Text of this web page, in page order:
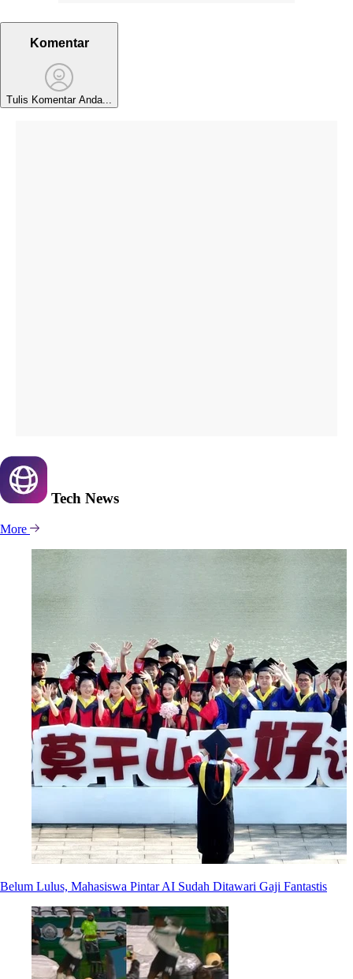
Komentar
Tulis Komentar Anda...
Tech News
More
Belum Lulus, Mahasiswa Pintar AI Sudah Ditawari Gaji Fantastis